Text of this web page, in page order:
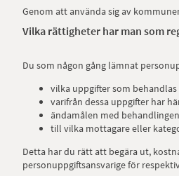
Genom att använda sig av
Vilka rättigheter har man som
Du som någon gång lämnat
vilka uppgifter som
varifrån dessa uppgifter har
ändamålen med behandlingen
till vilka mottagare eller
Detta har du rätt att begära ut,
personuppgiftsansvarige för